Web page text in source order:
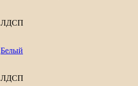
ЛДСП
Белый
ЛДСП